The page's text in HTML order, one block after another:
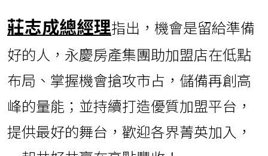
莊志成總經理指出，機會是留給準備
好的人，永慶房產集團助加盟店在低點
布局、掌握機會搶攻市占，儲備再創高
峰的量能；並持續打造優質加盟平台，
提供最好的舞台，歡迎各界菁英加入，